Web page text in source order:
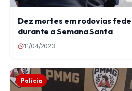
Dez mortes em rodovias
durante a Semana Santa
11/04/2023
Polícia